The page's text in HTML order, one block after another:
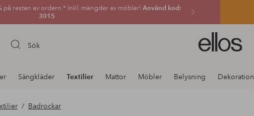
på resten av ordern.* Inkl. mängder av möbler! Använd kod:
3015
Sök
Ellos
logotyp
gå
Sängkläder Textilier Mattor Möbler Belysning Dekoration
Badrockar